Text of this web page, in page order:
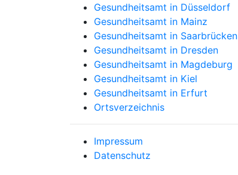
Gesundheitsamt in Düsseldorf
Gesundheitsamt in Mainz
Gesundheitsamt in Saarbrücken
Gesundheitsamt in Dresden
Gesundheitsamt in Magdeburg
Gesundheitsamt in Kiel
Gesundheitsamt in Erfurt
Ortsverzeichnis
Impressum
Datenschutz